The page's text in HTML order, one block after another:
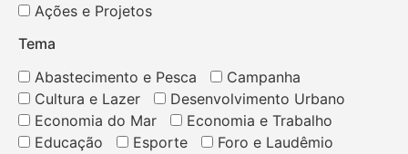
Ações e Projetos
Tema
Abastecimento e Pesca
Campanha
Cultura e Lazer
Desenvolvimento Urbano
Economia do Mar
Economia e Trabalho
Educação
Esporte
Foro e Laudêmio